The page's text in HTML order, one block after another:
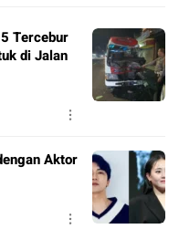
Tercebur
di Jalan
Aktor